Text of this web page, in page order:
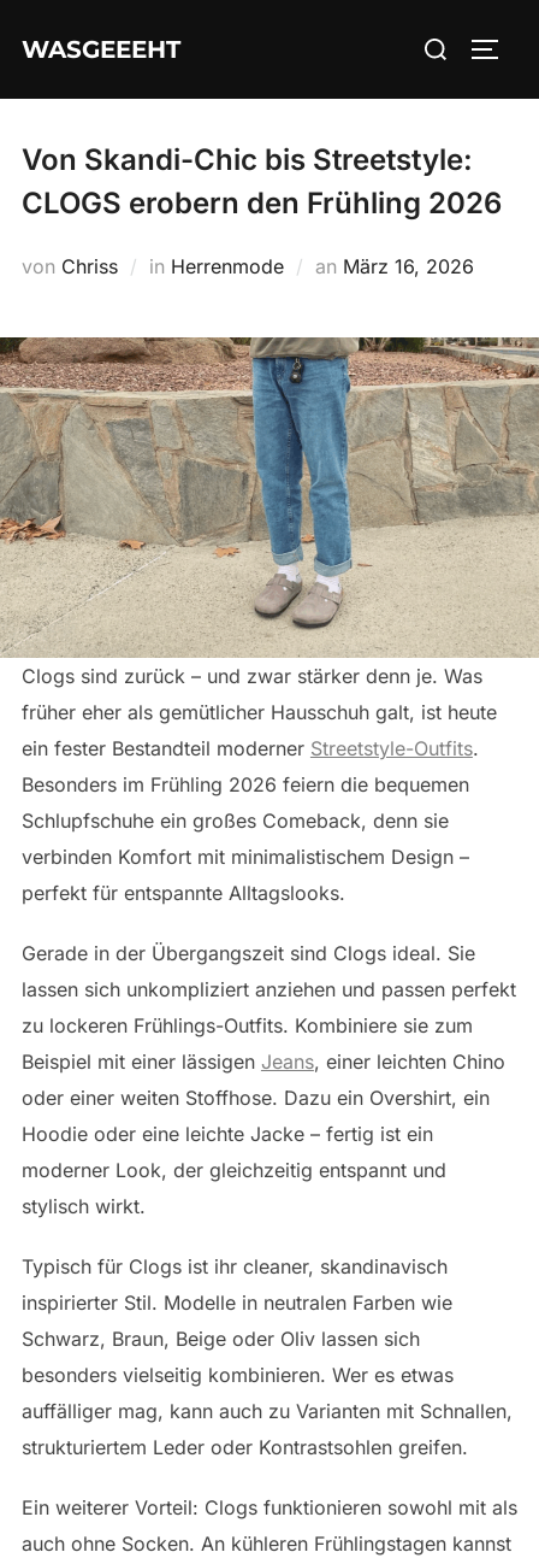
InhaltWASGEEEHT
Suchen
Von Skandi-Chic bis Streetstyle:
CLOGS erobern den Frühling 2026
von Chriss in Herrenmode an Veröffentlicht
März 16, 2026
Clogs sind zurück – und zwar stärker denn je. Was
früher eher als gemütlicher Hausschuh galt, ist heute
ein fester Bestandteil moderner Streetstyle-Outfits.
Besonders im Frühling 2026 feiern die bequemen
Schlupfschuhe ein großes Comeback, denn sie
verbinden Komfort mit minimalistischem Design –
perfekt für entspannte Alltagslooks.
Gerade in der Übergangszeit sind Clogs ideal. Sie
lassen sich unkompliziert anziehen und passen perfekt
zu lockeren Frühlings-Outfits. Kombiniere sie zum
Beispiel mit einer lässigen Jeans, einer leichten Chino
oder einer weiten Stoffhose. Dazu ein Overshirt, ein
Hoodie oder eine leichte Jacke – fertig ist ein
moderner Look, der gleichzeitig entspannt und
stylisch wirkt.
Typisch für Clogs ist ihr cleaner, skandinavisch
inspirierter Stil. Modelle in neutralen Farben wie
Schwarz, Braun, Beige oder Oliv lassen sich
besonders vielseitig kombinieren. Wer es etwas
auffälliger mag, kann auch zu Varianten mit Schnallen,
strukturiertem Leder oder Kontrastsohlen greifen.
Ein weiterer Vorteil: Clogs funktionieren sowohl mit als
auch ohne Socken. An kühleren Frühlingstagen kannst